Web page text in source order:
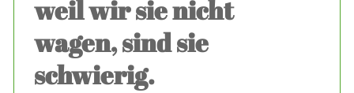
weil wir sie nicht
wagen, sind sie
schwierig.